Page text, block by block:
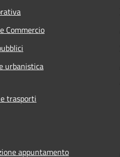
Commercio
urbanistica
trasporti
appuntamento